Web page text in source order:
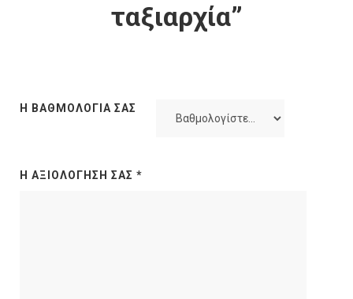
ταξιαρχία”
Η ΒΑΘΜΟΛΟΓΊΑ ΣΑΣ
Η ΑΞΙΟΛΌΓΗΣΉ ΣΑΣ *